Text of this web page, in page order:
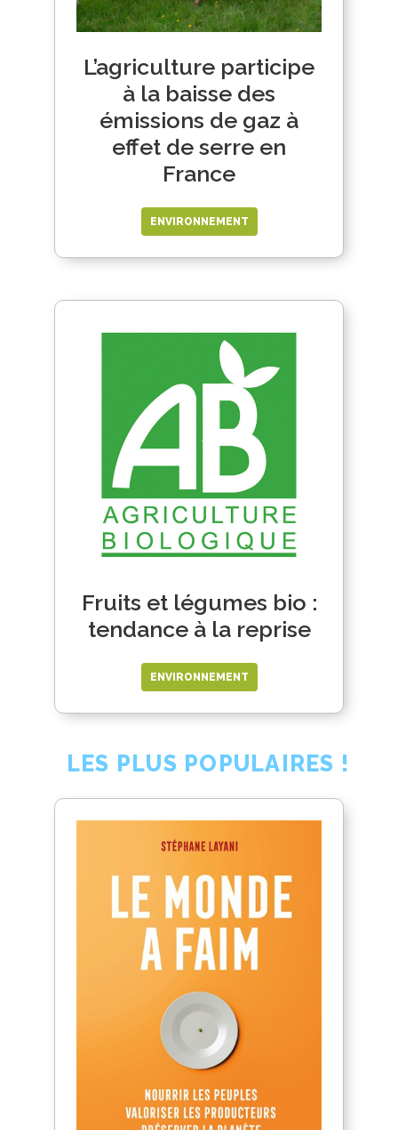
L’agriculture participe
à la baisse des
émissions de gaz à
effet de serre en
France
ENVIRONNEMENT
Fruits et légumes bio :
tendance à la reprise
ENVIRONNEMENT
LES PLUS POPULAIRES !